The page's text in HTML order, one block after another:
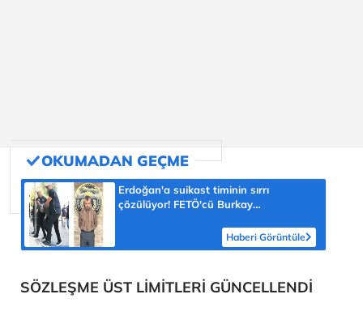
Erdoğan'a suikast timinin sırrı
çözülüyor! FETÖ'cü Burkay
Haberi Görüntüle
SÖZLEŞME ÜST LİMİTLERİ GÜNCELLENDİ